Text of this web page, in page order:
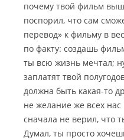
д
и
A
M
D
е
ш
н
ы
й
почему твой фильм
поспорил, что сам
перевод» к фильму в
по факту: создашь
ты всю жизнь мечтал;
заплатят твой
должна быть какая-то
не желание же всех
сначала не верил, что
Думал, ты просто